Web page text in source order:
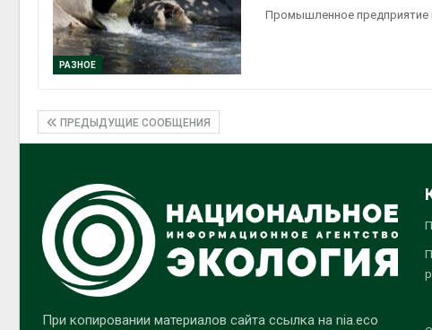
РАЗНОЕ
Промышленное предприятие
ПРЕДЫДУЩИЕ СООБЩЕНИЯ
При копировании материалов сайта ссылка на nia.eco